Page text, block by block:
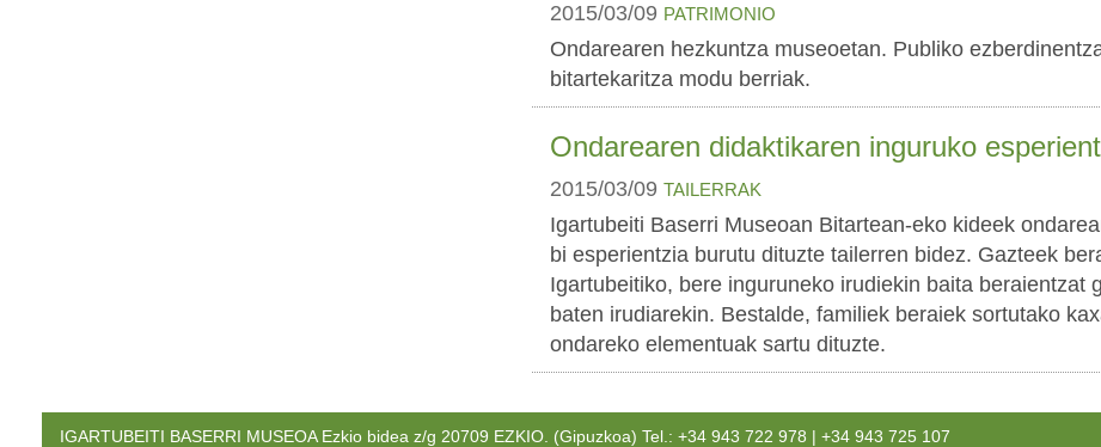
2015/03/09 PATRIMONIO
Ondarearen hezkuntza museoetan. Publiko
bitartekaritza modu berriak.
Ondarearen didaktikaren inguruko
2015/03/09 TAILERRAK
Igartubeiti Baserri Museoan Bitartean-eko kideek
bi esperientzia burutu dituzte tailerren bidez. Gazteek
Igartubeitiko, bere inguruneko irudiekin baita beraientzat
baten irudiarekin. Bestalde, familiek beraiek sortutako
ondareko elementuak sartu dituzte.
IGARTUBEITI BASERRI MUSEOA Ezkio bidea z/g 20709 EZKIO. (Gipuzkoa) Tel.: +34 943 722 978 | +34 943 725 107